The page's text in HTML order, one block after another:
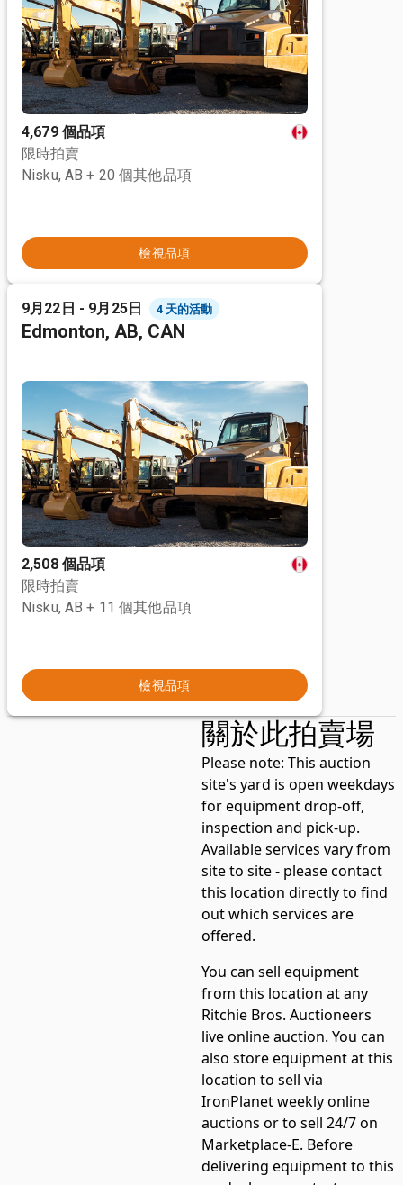
4,679 個品項
限時拍賣
Nisku, AB + 20 個其他品項
檢視品項
9月22日 - 9月25日 4 天的活動
Edmonton, AB, CAN
2,508 個品項
限時拍賣
Nisku, AB + 11 個其他品項
檢視品項
關於此拍賣場
Please note: This auction
site's yard is open weekdays
for equipment drop-off,
inspection and pick-up.
Available services vary from
site to site - please contact
this location directly to find
out which services are
offered.
You can sell equipment
from this location at any
Ritchie Bros. Auctioneers
live online auction. You can
also store equipment at this
location to sell via
IronPlanet weekly online
auctions or to sell 24/7 on
Marketplace-E. Before
delivering equipment to this